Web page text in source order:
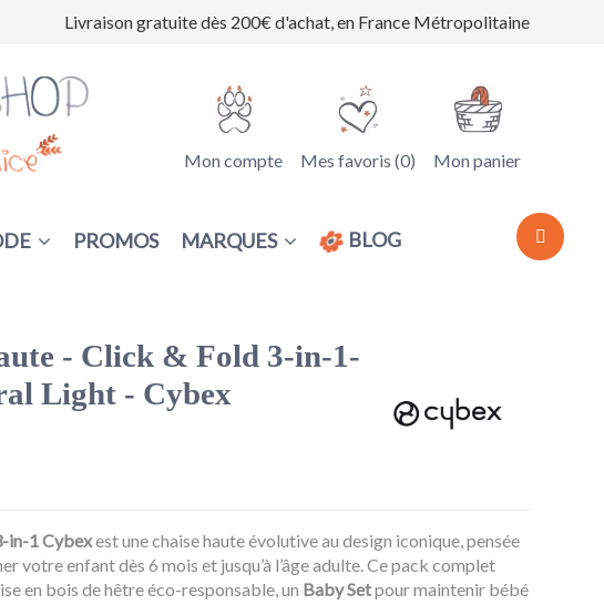
Livraison gratuite dès 200€ d'achat, en France Métropolitaine
Mon compte Mes favoris (0) Mon panier
PROMOS MARQUES BLOG
- Click & Fold 3-in-1-
Light - Cybex
in-1 Cybexest une chaise haute évolutive au design iconique, pensée
votre enfant dès 6 mois et jusqu’à l’âge adulte. Ce pack complet
en bois de hêtre éco-responsable, un Baby Setpour maintenir bébé